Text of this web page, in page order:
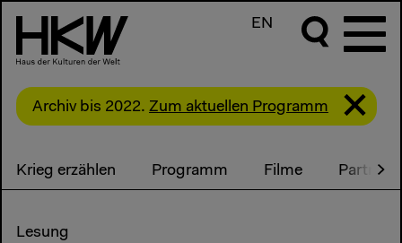
EN
Archiv bis 2022. Zum aktuellen Programm
Krieg erzählen Programm Filme Partner
Lesung